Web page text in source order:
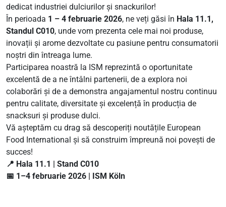
dedicat industriei dulciurilor și snackurilor!
În perioada 1 – 4 februarie 2026, ne veți găsi în Hala 11.1,
Standul C010, unde vom prezenta cele mai noi produse,
inovații și arome dezvoltate cu pasiune pentru consumatorii
noștri din întreaga lume.
Participarea noastră la ISM reprezintă o oportunitate
excelentă de a ne întâlni partenerii, de a explora noi
colaborări și de a demonstra angajamentul nostru continuu
pentru calitate, diversitate și excelență în producția de
snacksuri și produse dulci.
Vă așteptăm cu drag să descoperiți noutățile European
Food International și să construim împreună noi povești de
succes!
📍 Hala 11.1 | Stand C010
📅 1–4 februarie 2026 | ISM Köln